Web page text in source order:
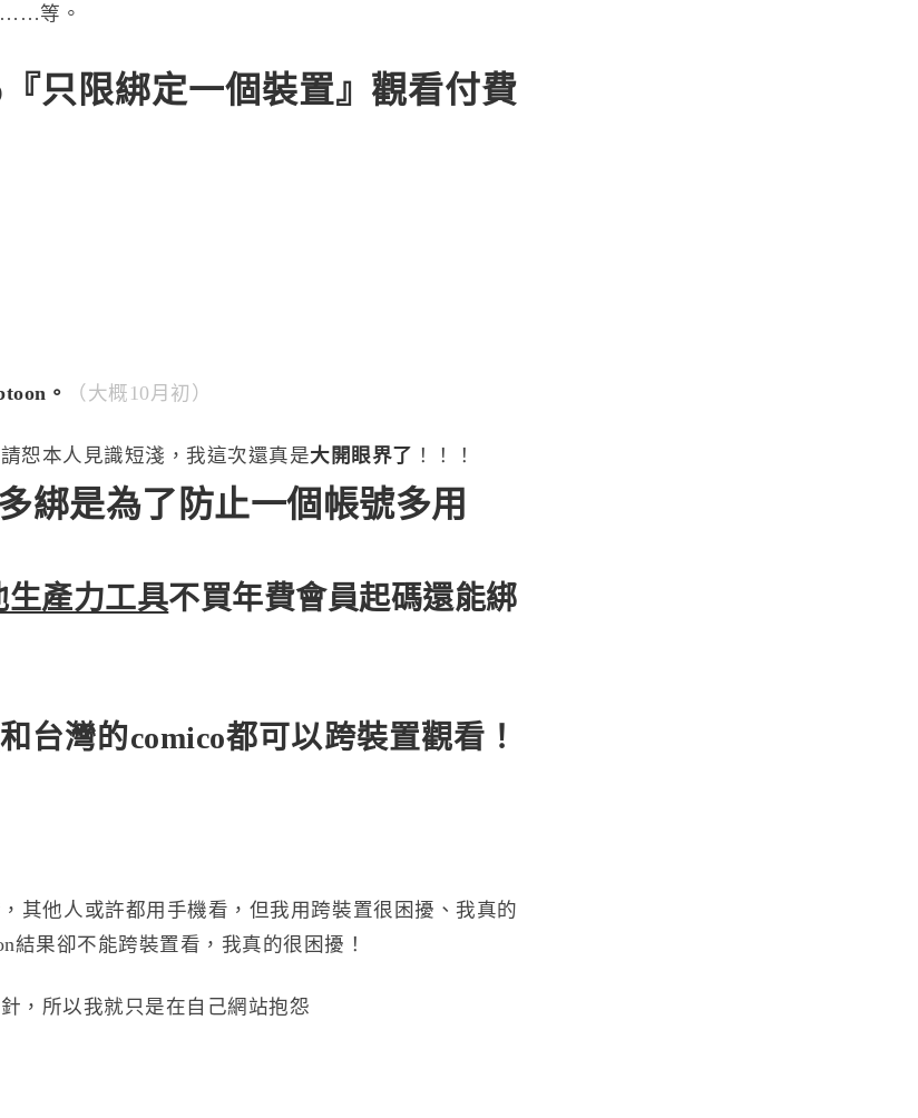
……等。
只限綁定一個裝置』觀看付費
。
（大概10月初）
恕本人見識短淺，我這次還真是大開眼界了 ！！！
綁是為了防止一個帳號多用
生產力工具不買年費會員起碼還能綁
和台灣的comico都可以跨裝置觀看！
其他人或許都用手機看，但我用跨裝置很困擾、我真的
結果卻不能跨裝置看，我真的很困擾！
，所以我就只是在自己網站抱怨